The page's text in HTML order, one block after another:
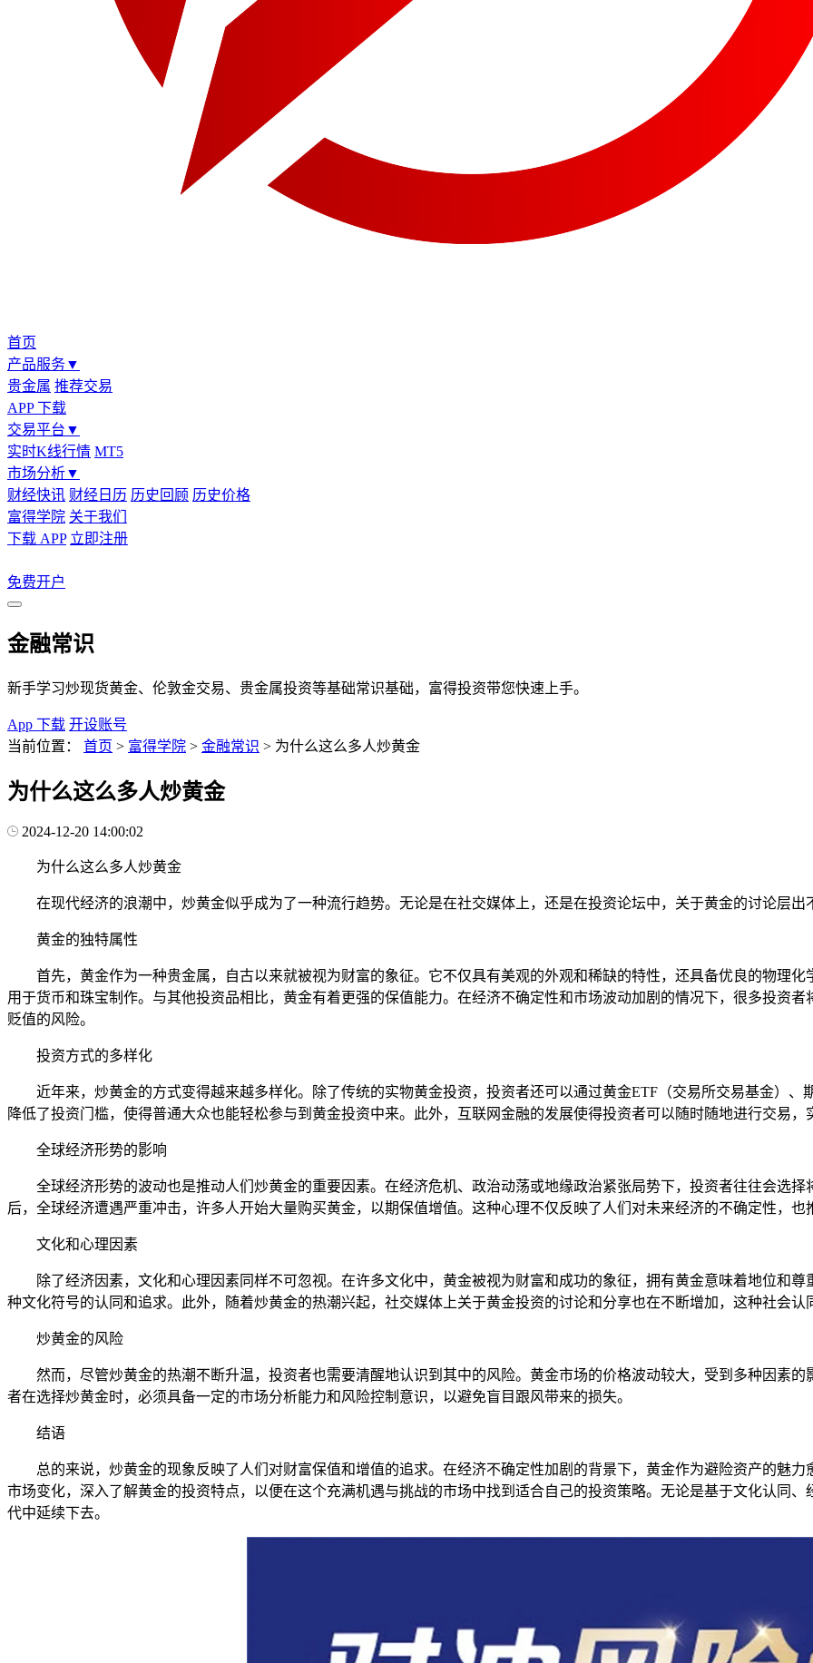
首页
产品服务▼
贵金属 推荐交易
APP 下载
交易平台 ▼
实时K线行情 MT5
市场分析▼
财经快讯 财经日历 历史回顾 历史价格
富得学院 关于我们
下载 APP 立即注册
免费开户
金融常识
新手学习炒现货黄金、伦敦金交易、贵金属投资等基础常识基础，富得投资带您快速上手。
App 下载 开设账号
当前位置：
首页 > 富得学院 > 金融常识 > 为什么这么多人炒黄金
为什么这么多人炒黄金
2024-12-20 14:00:02
为什么这么多人炒黄金
在现代经济的浪潮中，炒黄金似乎成为了一种流行趋势。无论是在社交媒体上，还是在投资论坛中，关于黄金的讨论层出
黄金的独特属性
首先，黄金作为一种贵金属，自古以来就被视为财富的象征。它不仅具有美观的外观和稀缺的特性，还具备优良的物理
用于货币和珠宝制作。与其他投资品相比，黄金有着更强的保值能力。在经济不确定性和市场波动加剧的情况下，很多投资
贬值的风险。
投资方式的多样化
近年来，炒黄金的方式变得越来越多样化。除了传统的实物黄金投资，投资者还可以通过黄金ETF（交易所交易基金）
降低了投资门槛，使得普通大众也能轻松参与到黄金投资中来。此外，互联网金融的发展使得投资者可以随时随地进行交易
全球经济形势的影响
全球经济形势的波动也是推动人们炒黄金的重要因素。在经济危机、政治动荡或地缘政治紧张局势下，投资者往往会选
后，全球经济遭遇严重冲击，许多人开始大量购买黄金，以期保值增值。这种心理不仅反映了人们对未来经济的不确定性，也
文化和心理因素
除了经济因素，文化和心理因素同样不可忽视。在许多文化中，黄金被视为财富和成功的象征，拥有黄金意味着地位和
种文化符号的认同和追求。此外，随着炒黄金的热潮兴起，社交媒体上关于黄金投资的讨论和分享也在不断增加，这种社会认
炒黄金的风险
然而，尽管炒黄金的热潮不断升温，投资者也需要清醒地认识到其中的风险。黄金市场的价格波动较大，受到多种因素
者在选择炒黄金时，必须具备一定的市场分析能力和风险控制意识，以避免盲目跟风带来的损失。
结语
总的来说，炒黄金的现象反映了人们对财富保值和增值的追求。在经济不确定性加剧的背景下，黄金作为避险资产的魅
市场变化，深入了解黄金的投资特点，以便在这个充满机遇与挑战的市场中找到适合自己的投资策略。无论是基于文化认同
代中延续下去。